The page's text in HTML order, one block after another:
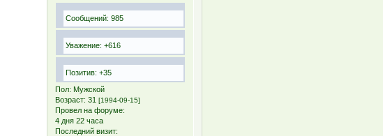
Сообщений: 985
Уважение: +616
Позитив: +35
Пол: Мужской
Возраст: 31[1994-09-15]
Провел на форуме:
4 дня 22 часа
Последний визит: